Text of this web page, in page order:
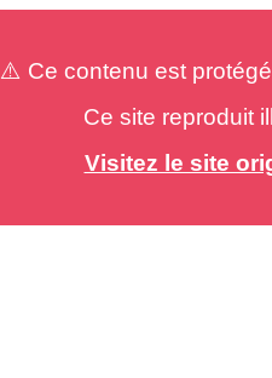
⚠️ Ce contenu est
Ce site reproduit
Visitez le site